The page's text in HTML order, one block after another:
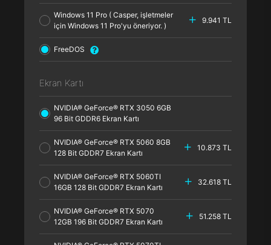
Windows 11 Pro ( Casper, işletmeler
için Windows 11 Pro'yu öneriyor. )
9.941 TL
FreeDOS
Ekran Kartı
NVIDIA® GeForce® RTX 3050 6GB
96 Bit GDDR6 Ekran Kartı
NVIDIA® GeForce® RTX 5060 8GB
128 Bit GDDR7 Ekran Kartı
10.873 TL
NVIDIA® GeForce® RTX 5060TI
16GB 128 Bit GDDR7 Ekran Kartı
32.618 TL
NVIDIA® GeForce® RTX 5070
12GB 196 Bit GDDR7 Ekran Kartı
51.258 TL